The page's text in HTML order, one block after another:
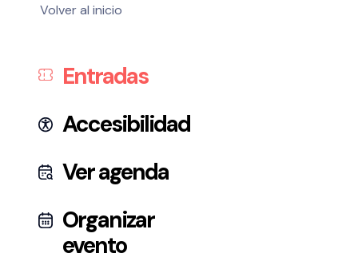
Volver al inicio
Entradas
Accesibilidad
Ver agenda
Organizar
evento